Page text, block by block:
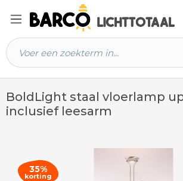
hoofdinhoud
BoldLight staal vloerlamp
inclusief leesarm
35%
korting